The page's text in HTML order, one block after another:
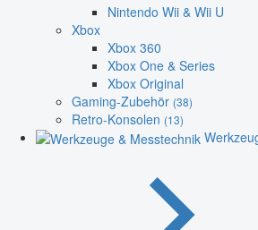
Nintendo Wii & Wii U
Xbox
Xbox 360
Xbox One & Series
Xbox Original
Gaming-Zubehör (38)
Retro-Konsolen (13)